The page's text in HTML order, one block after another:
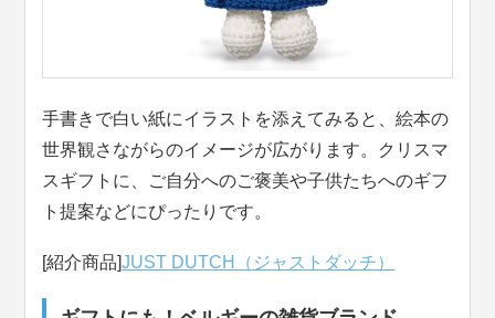
手書きで白い紙にイラストを添えてみると、絵本の
世界観さながらのイメージが広がります。クリスマ
スギフトに、ご自分へのご褒美や子供たちへのギフ
ト提案などにぴったりです。
[紹介商品]JUST DUTCH（ジャストダッチ）